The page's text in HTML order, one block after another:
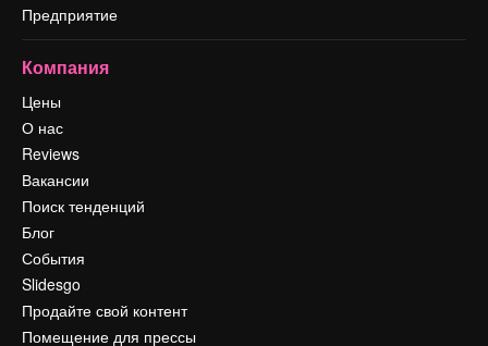
Предприятие
Компания
Цены
О нас
Reviews
Вакансии
Поиск тенденций
Блог
События
Slidesgo
Продайте свой контент
Помещение для прессы